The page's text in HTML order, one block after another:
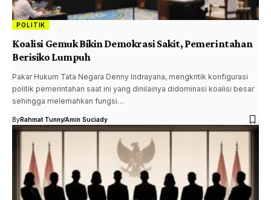
POLITIK
Koalisi Gemuk Bikin Demokrasi Sakit, Pemerintahan
Berisiko Lumpuh
Pakar Hukum Tata Negara Denny Indrayana, mengkritik konfigurasi
politik pemerintahan saat ini yang dinilainya didominasi koalisi besar
sehingga melemahkan fungsi…
ByRahmat TunnyAmin Suciady